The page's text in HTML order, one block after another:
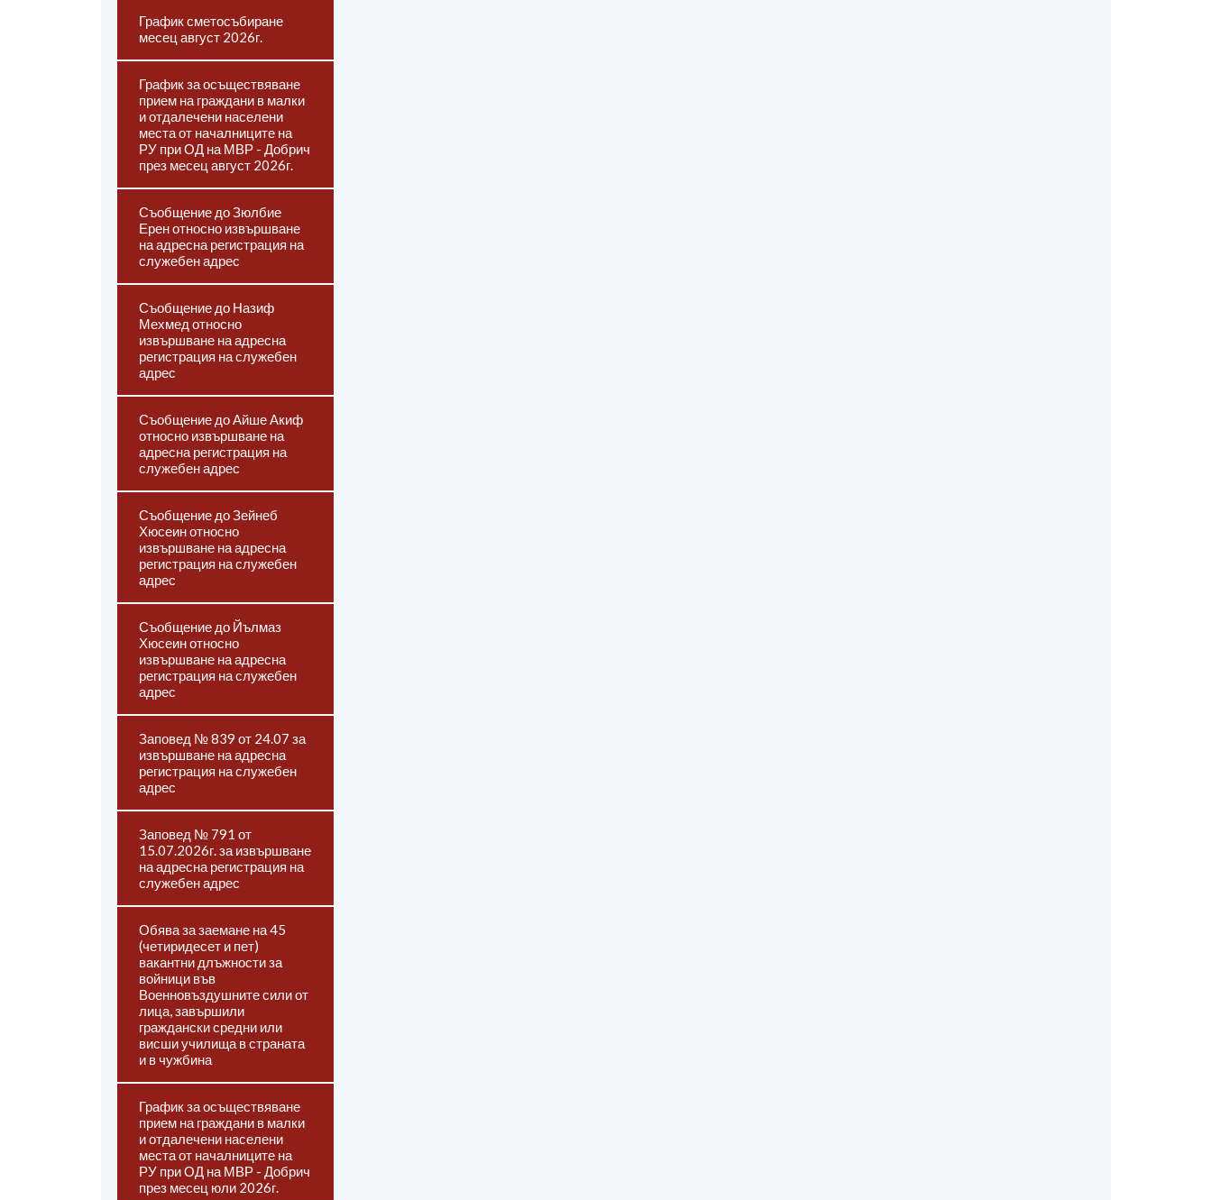
График сметосъбиране
месец август 2026г.
График за осъществяване
прием на граждани в малки
и отдалечени населени
места от началниците на
РУ при ОД на МВР - Добрич
през месец август 2026г.
Съобщение до Зюлбие
Ерен относно извършване
на адресна регистрация на
служебен адрес
Съобщение до Назиф
Мехмед относно
извършване на адресна
регистрация на служебен
адрес
Съобщение до Айше Акиф
относно извършване на
адресна регистрация на
служебен адрес
Съобщение до Зейнеб
Хюсеин относно
извършване на адресна
регистрация на служебен
адрес
Съобщение до Йълмаз
Хюсеин относно
извършване на адресна
регистрация на служебен
адрес
Заповед № 839 от 24.07 за
извършване на адресна
регистрация на служебен
адрес
Заповед № 791 от
15.07.2026г. за извършване
на адресна регистрация на
служебен адрес
Обява за заемане на 45
(четиридесет и пет)
вакантни длъжности за
войници във
Военновъздушните сили от
лица, завършили
граждански средни или
висши училища в страната
и в чужбина
График за осъществяване
прием на граждани в малки
и отдалечени населени
места от началниците на
РУ при ОД на МВР - Добрич
през месец юли 2026г.